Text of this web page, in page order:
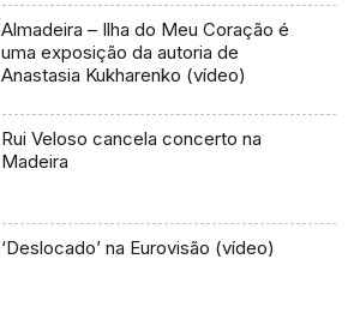
Almadeira – Ilha do Meu Coração é
uma exposição da autoria de
Anastasia Kukharenko (vídeo)
Rui Veloso cancela concerto na
Madeira
‘Deslocado’ na Eurovisão (vídeo)